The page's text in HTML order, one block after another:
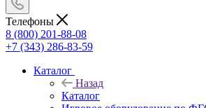
Телефоны
8 (800) 201-88-08
+7 (343) 286-83-59
Каталог
Назад
Каталог